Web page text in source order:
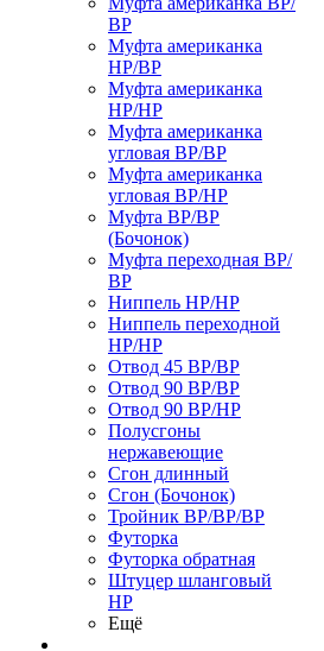
ВР
Муфта американка
НР/ВР
Муфта американка
НР/НР
Муфта американка
угловая ВР/ВР
Муфта американка
угловая ВР/НР
Муфта ВР/ВР
(Бочонок)
Муфта переходная ВР/
ВР
Ниппель НР/НР
Ниппель переходной
НР/НР
Отвод 45 ВР/ВР
Отвод 90 ВР/ВР
Отвод 90 ВР/НР
Полусгоны
нержавеющие
Сгон длинный
Сгон (Бочонок)
Тройник ВР/ВР/ВР
Футорка
Футорка обратная
Штуцер шланговый
НР
Ещё